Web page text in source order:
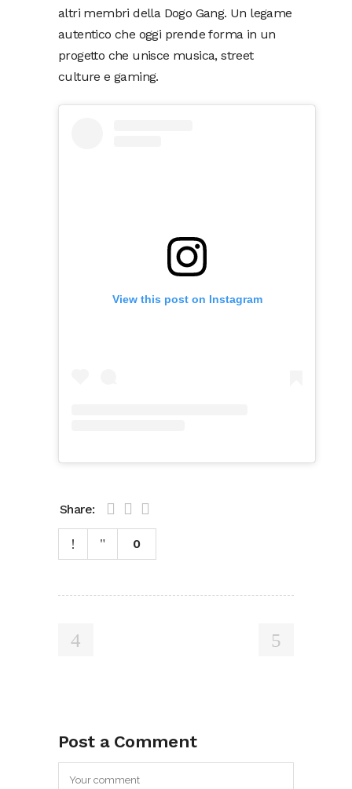
altri membri della Dogo Gang. Un legame
autentico che oggi prende forma in un
progetto che unisce musica, street
culture e gaming.
View this post on Instagram
Share:
0
Post a Comment